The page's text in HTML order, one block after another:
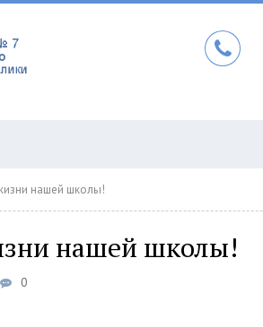
нашей школы!
нашей школы!
0